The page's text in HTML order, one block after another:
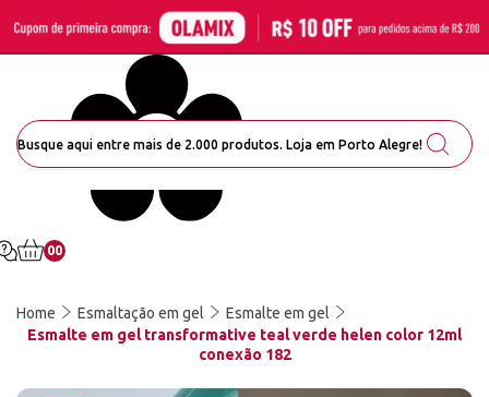
00
Home Esmaltação em gel
Esmalte em gel
Esmalte em gel transformative teal verde helen color 12ml
conexão 182